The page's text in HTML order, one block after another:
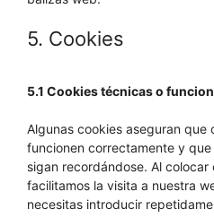
5. Cookies
5.1 Cookies técnicas o
Algunas cookies aseguran que
funcionen correctamente y
sigan recordándose. Al
facilitamos la visita a nuestra
necesitas introducir